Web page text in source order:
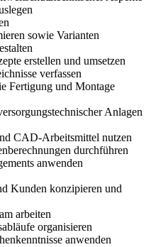
sowie Varianten
erstellen und umsetzen
verfassen
Fertigung und Montage
Anlagen
CAD-Arbeitsmittel nutzen
durchführen
anwenden
Kunden konzipieren und
arbeiten
organisieren
anwenden